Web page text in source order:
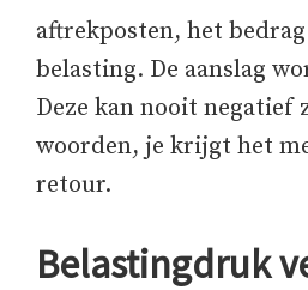
aftrekposten, het
belasting. De aanslag
Deze kan nooit negatief
woorden, je krijgt het
retour.
Belastingdruk